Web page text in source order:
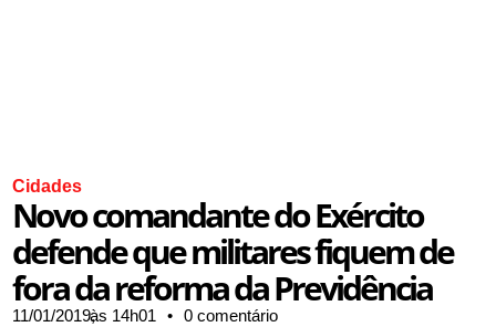
Cidades
Novo comandante do Exército
defende que militares fiquem de
fora da reforma da Previdência
11/01/2019,às 14h01 • 0 comentário